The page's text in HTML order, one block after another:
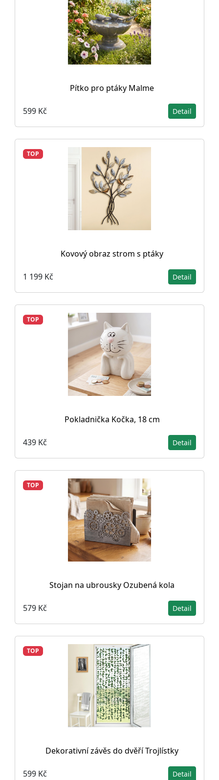
Pítko pro ptáky Malme
599 Kč Detail
TOP
Kovový obraz strom s ptáky
1 199 Kč Detail
TOP
Pokladnička Kočka, 18 cm
439 Kč Detail
TOP
Stojan na ubrousky Ozubená kola
579 Kč Detail
TOP
Dekorativní závěs do dvěří Trojlístky
599 Kč Detail